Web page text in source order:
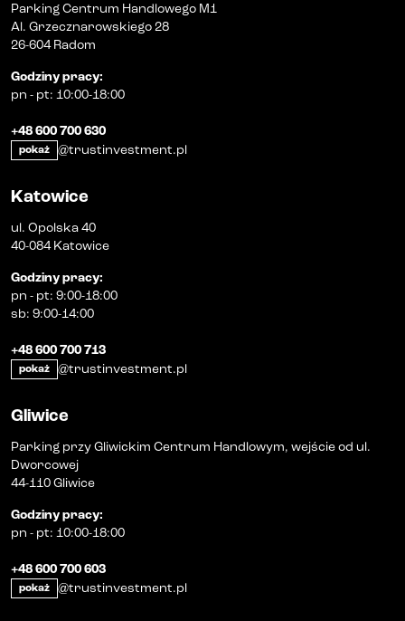
Parking Centrum Handlowego M1
Al. Grzecznarowskiego 28
26-604 Radom
Godziny pracy:
pn - pt: 10:00-18:00
+48 600 700 630
pokaż @trustinvestment.pl
Katowice
ul. Opolska 40
40-084 Katowice
Godziny pracy:
pn - pt: 9:00-18:00
sb: 9:00-14:00
+48 600 700 713
pokaż @trustinvestment.pl
Gliwice
Parking przy Gliwickim Centrum Handlowym, wejście od ul.
Dworcowej
44-110 Gliwice
Godziny pracy:
pn - pt: 10:00-18:00
+48 600 700 603
pokaż @trustinvestment.pl